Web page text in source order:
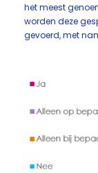
het meest
worden deze
gevoerd, met